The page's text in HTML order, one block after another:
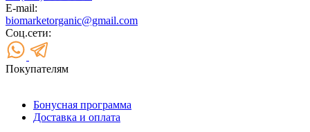
E-mail:
biomarketorganic@gmail.com
Соц.сети:
Покупателям
Бонусная программа
Доставка и оплата